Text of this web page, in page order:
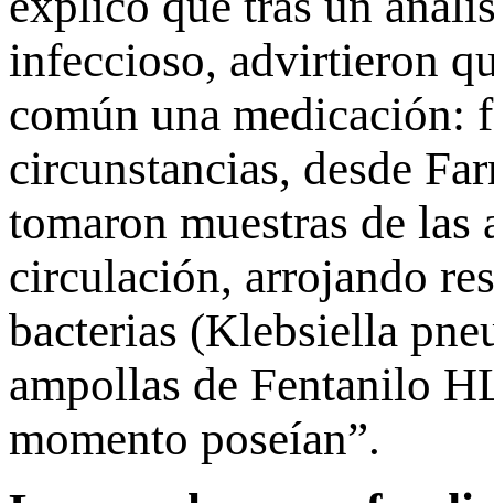
infeccioso, advirtieron
común una medicación:
circunstancias, desde
tomaron muestras de
circulación, arrojando
bacterias (Klebsiella
ampollas de Fentanilo
momento poseían”.